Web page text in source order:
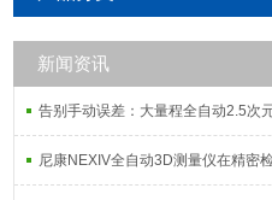
新闻资讯
告别手动误差：大量程全自动2.5次
尼康NEXIV全自动3D测量仪在精密